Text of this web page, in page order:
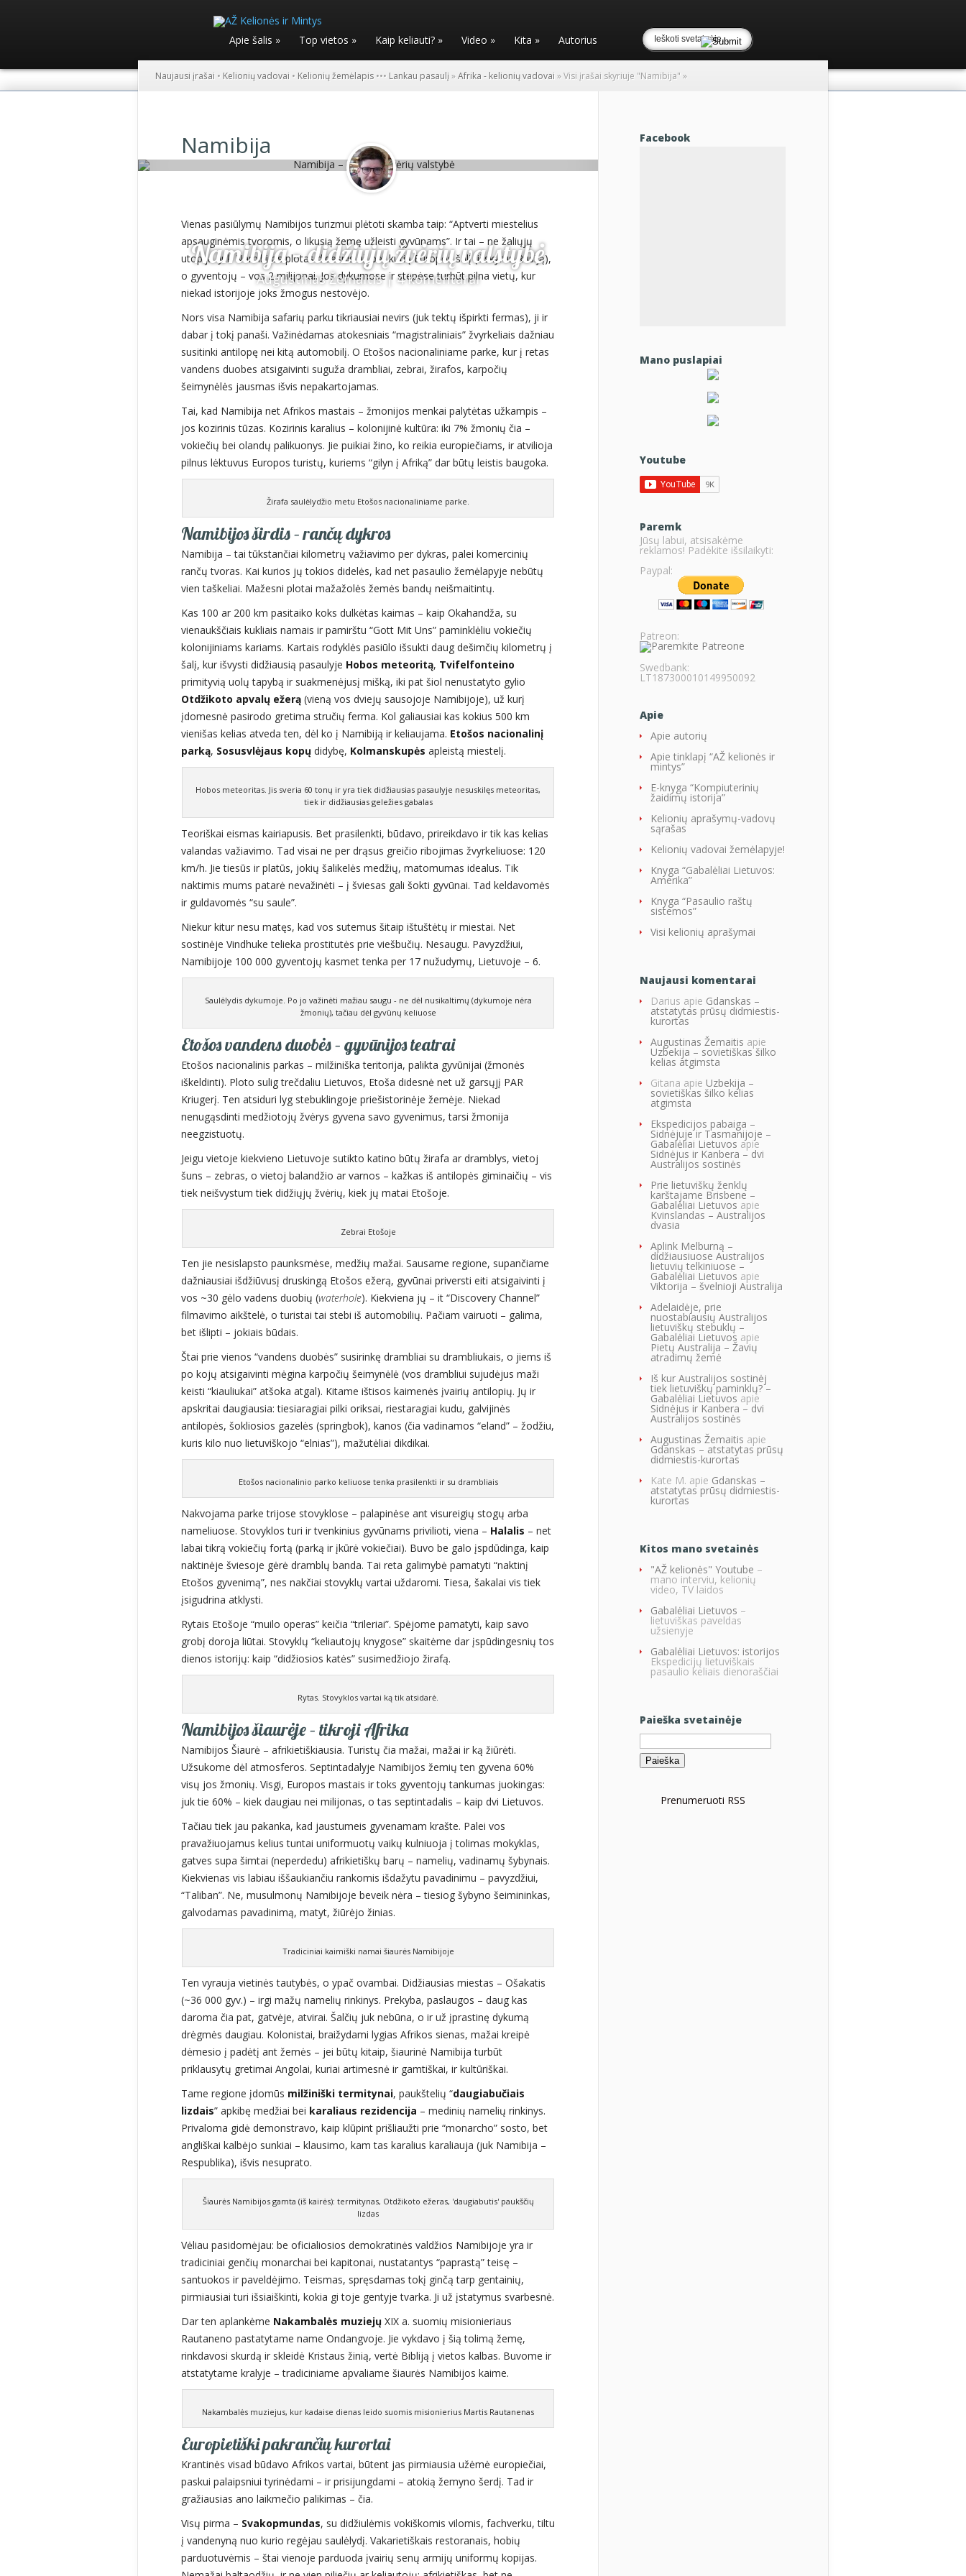
Apie šalis » Top vietos » Kaip keliauti? » Video » Kita » Autorius
Naujausi įrašai • Kelionių vadovai • Kelionių žemėlapis ••• Lankau pasaulį »Afrika - kelionių vadovai »Visi įrašai skyriuje "Namibija" »
Namibija
Namibija – didžiųjų žvėrių valstybė
Augustinas Žemaitis|4 komentarai
Vienas pasiūlymų Namibijos turizmui plėtoti skamba taip: “Aptverti miestelius
apsauginėmis tvoromis, o likusią žemę užleisti gyvūnams”. Ir tai – ne žaliųjų
utopija. Juk Namibijos plotas didesnis už bet kurią Europos šalį (išskyrus Rusiją),
o gyventojų – vos 2 milijonai. Jos dykumose ir stepėse turbūt pilna vietų, kur
niekad istorijoje joks žmogus nestovėjo.
Nors visa Namibija safarių parku tikriausiai nevirs (juk tektų išpirkti fermas), ji ir
dabar į tokį panaši. Važinėdamas atokesniais “magistraliniais” žvyrkeliais dažniau
susitinki antilopę nei kitą automobilį. O Etošos nacionaliniame parke, kur į retas
vandens duobes atsigaivinti suguža drambliai, zebrai, žirafos, karpočių
šeimynėlės jausmas išvis nepakartojamas.
Tai, kad Namibija net Afrikos mastais – žmonijos menkai palytėtas užkampis –
jos kozirinis tūzas. Kozirinis karalius – kolonijinė kultūra: iki 7% žmonių čia –
vokiečių bei olandų palikuonys. Jie puikiai žino, ko reikia europiečiams, ir atvilioja
pilnus lėktuvus Europos turistų, kuriems “gilyn į Afriką” dar būtų leistis baugoka.
Žirafa saulėlydžio metu Etošos nacionaliniame parke.
Namibijos širdis – rančų dykros
Namibija – tai tūkstančiai kilometrų važiavimo per dykras, palei komercinių
rančų tvoras. Kai kurios jų tokios didelės, kad net pasaulio žemėlapyje nebūtų
vien taškeliai. Mažesni plotai mažažolės žemės bandų neišmaitintų.
Kas 100 ar 200 km pasitaiko koks dulkėtas kaimas – kaip Okahandža, su
vienaukščiais kukliais namais ir pamirštu “Gott Mit Uns” paminklėliu vokiečių
kolonijiniams kariams. Kartais rodyklės pasiūlo išsukti daug dešimčių kilometrų į
šalį, kur išvysti didžiausią pasaulyje Hobos meteoritą, Tvifelfonteino
primityvią uolų tapybą ir suakmenėjusį mišką, iki pat šiol nenustatyto gylio
Otdžikoto apvalų ežerą (vieną vos dviejų sausojoje Namibijoje), už kurį
įdomesnė pasirodo gretima stručių ferma. Kol galiausiai kas kokius 500 km
vienišas kelias atveda ten, dėl ko į Namibiją ir keliaujama. Etošos nacionalinį
parką, Sosusvlėjaus kopų didybę, Kolmanskupės apleistą miestelį.
Hobos meteoritas. Jis sveria 60 tonų ir yra tiek didžiausias pasaulyje nesuskilęs meteoritas,
tiek ir didžiausias geležies gabalas
Teoriškai eismas kairiapusis. Bet prasilenkti, būdavo, prireikdavo ir tik kas kelias
valandas važiavimo. Tad visai ne per drąsus greičio ribojimas žvyrkeliuose: 120
km/h. Jie tiesūs ir platūs, jokių šalikelės medžių, matomumas idealus. Tik
naktimis mums patarė nevažinėti – į šviesas gali šokti gyvūnai. Tad keldavomės
ir guldavomės “su saule”.
Niekur kitur nesu matęs, kad vos sutemus šitaip ištuštėtų ir miestai. Net
sostinėje Vindhuke telieka prostitutės prie viešbučių. Nesaugu. Pavyzdžiui,
Namibijoje 100 000 gyventojų kasmet tenka per 17 nužudymų, Lietuvoje – 6.
Saulėlydis dykumoje. Po jo važinėti mažiau saugu - ne dėl nusikaltimų (dykumoje nėra
žmonių), tačiau dėl gyvūnų keliuose
Etošos vandens duobės – gyvūnijos teatrai
Etošos nacionalinis parkas – milžiniška teritorija, palikta gyvūnijai (žmonės
iškeldinti). Ploto sulig trečdaliu Lietuvos, Etoša didesnė net už garsųjį PAR
Kriugerį. Ten atsiduri lyg stebuklingoje priešistorinėje žemėje. Niekad
nenugąsdinti medžiotojų žvėrys gyvena savo gyvenimus, tarsi žmonija
neegzistuotų.
Jeigu vietoje kiekvieno Lietuvoje sutikto katino būtų žirafa ar dramblys, vietoj
šuns – zebras, o vietoj balandžio ar varnos – kažkas iš antilopės giminaičių – vis
tiek neišvystum tiek didžiųjų žvėrių, kiek jų matai Etošoje.
Zebrai Etošoje
Ten jie nesislapsto paunksmėse, medžių mažai. Sausame regione, supančiame
dažniausiai išdžiūvusį druskingą Etošos ežerą, gyvūnai priversti eiti atsigaivinti į
vos ~30 gėlo vadens duobių (waterhole). Kiekviena jų – it “Discovery Channel”
filmavimo aikštelė, o turistai tai stebi iš automobilių. Pačiam vairuoti – galima,
bet išlipti – jokiais būdais.
Štai prie vienos “vandens duobės” susirinkę drambliai su drambliukais, o jiems iš
po kojų atsigaivinti mėgina karpočių šeimynėlė (vos drambliui sujudėjus maži
keisti “kiauliukai” atšoka atgal). Kitame ištisos kaimenės įvairių antilopių. Jų ir
apskritai daugiausia: tiesiaragiai pilki oriksai, riestaragiai kudu, galvijinės
antilopės, šokliosios gazelės (springbok), kanos (čia vadinamos “eland” – žodžiu,
kuris kilo nuo lietuviškojo “elnias”), mažutėliai dikdikai.
Etošos nacionalinio parko keliuose tenka prasilenkti ir su drambliais
Nakvojama parke trijose stovyklose – palapinėse ant visureigių stogų arba
nameliuose. Stovyklos turi ir tvenkinius gyvūnams privilioti, viena – Halalis – net
labai tikrą vokiečių fortą (parką ir įkūrė vokiečiai). Buvo be galo įspdūdinga, kaip
naktinėje šviesoje gėrė dramblų banda. Tai reta galimybė pamatyti “naktinį
Etošos gyvenimą”, nes nakčiai stovyklų vartai uždaromi. Tiesa, šakalai vis tiek
įsigudrina atklysti.
Rytais Etošoje “muilo operas” keičia “trileriai”. Spėjome pamatyti, kaip savo
grobį doroja liūtai. Stovyklų “keliautojų knygose” skaitėme dar įspūdingesnių tos
dienos istorijų: kaip “didžiosios katės” susimedžiojo žirafą.
Rytas. Stovyklos vartai ką tik atsidarė.
Namibijos šiaurėje – tikroji Afrika
Namibijos Šiaurė – afrikietiškiausia. Turistų čia mažai, mažai ir ką žiūrėti.
Užsukome dėl atmosferos. Septintadalyje Namibijos žemių ten gyvena 60%
visų jos žmonių. Visgi, Europos mastais ir toks gyventojų tankumas juokingas:
juk tie 60% – kiek daugiau nei milijonas, o tas septintadalis – kaip dvi Lietuvos.
Tačiau tiek jau pakanka, kad jaustumeis gyvenamam krašte. Palei vos
pravažiuojamus kelius tuntai uniformuotų vaikų kulniuoja į tolimas mokyklas,
gatves supa šimtai (neperdedu) afrikietiškų barų – namelių, vadinamų šybynais.
Kiekvienas vis labiau iššaukiančiu rankomis išdažytu pavadinimu – pavyzdžiui,
“Taliban”. Ne, musulmonų Namibijoje beveik nėra – tiesiog šybyno šeimininkas,
galvodamas pavadinimą, matyt, žiūrėjo žinias.
Tradiciniai kaimiški namai šiaurės Namibijoje
Ten vyrauja vietinės tautybės, o ypač ovambai. Didžiausias miestas – Ošakatis
(~36 000 gyv.) – irgi mažų namelių rinkinys. Prekyba, paslaugos – daug kas
daroma čia pat, gatvėje, atvirai. Šalčių juk nebūna, o ir už įprastinę dykumą
drėgmės daugiau. Kolonistai, braižydami lygias Afrikos sienas, mažai kreipė
dėmesio į padėtį ant žemės – jei būtų kitaip, šiaurinė Namibija turbūt
priklausytų gretimai Angolai, kuriai artimesnė ir gamtiškai, ir kultūriškai.
Tame regione įdomūs milžiniški termitynai, paukštelių “daugiabučiais
lizdais” apkibę medžiai bei karaliaus rezidencija – medinių namelių rinkinys.
Privaloma gidė demonstravo, kaip klūpint prišliaužti prie “monarcho” sosto, bet
angliškai kalbėjo sunkiai – klausimo, kam tas karalius karaliauja (juk Namibija –
Respublika), išvis nesuprato.
Šiaurės Namibijos gamta (iš kairės): termitynas, Otdžikoto ežeras, 'daugiabutis' paukščių
lizdas
Vėliau pasidomėjau: be oficialiosios demokratinės valdžios Namibijoje yra ir
tradiciniai genčių monarchai bei kapitonai, nustatantys “paprastą” teisę –
santuokos ir paveldėjimo. Teismas, spręsdamas tokį ginčą tarp gentainių,
pirmiausiai turi išsiaiškinti, kokia gi toje gentyje tvarka. Ji už įstatymus svarbesnė.
Dar ten aplankėme Nakambalės muziejų XIX a. suomių misionieriaus
Rautaneno pastatytame name Ondangvoje. Jie vykdavo į šią tolimą žemę,
rinkdavosi skurdą ir skleidė Kristaus žinią, vertė Bibliją į vietos kalbas. Buvome ir
atstatytame kralyje – tradiciniame apvaliame šiaurės Namibijos kaime.
Nakambalės muziejus, kur kadaise dienas leido suomis misionierius Martis Rautanenas
Europietiški pakrančių kurortai
Krantinės visad būdavo Afrikos vartai, būtent jas pirmiausia užėmė europiečiai,
paskui palaipsniui tyrinėdami – ir prisijungdami – atokią žemyno šerdį. Tad ir
gražiausias ano laikmečio palikimas – čia.
Visų pirma – Svakopmundas, su didžiulėmis vokiškomis vilomis, fachverku, tiltu
į vandenyną nuo kurio regėjau saulėlydį. Vakarietiškais restoranais, hobių
parduotuvėmis – štai vienoje parduoda įvairių senų armijų uniformų kopijas.
Facebook
Mano puslapiai
Youtube
Paremk
Jūsų labui, atsisakėme
reklamos! Padėkite išsilaikyti:
Paypal:
Patreon:
Swedbank:
LT187300010149950092
Apie
Apie autorių
Apie tinklapį “AŽ kelionės ir
mintys”
E-knyga “Kompiuterinių
žaidimų istorija”
Kelionių aprašymų-vadovų
sąrašas
Kelionių vadovai žemėlapyje!
Knyga “Gabalėliai Lietuvos:
Amerika”
Knyga “Pasaulio raštų
sistemos”
Visi kelionių aprašymai
Naujausi komentarai
Darius apie Gdanskas –
atstatytas prūsų didmiestis-
kurortas
Augustinas Žemaitis apie
Uzbekija – sovietiškas šilko
kelias atgimsta
Gitana apie Uzbekija –
sovietiškas šilko kelias
atgimsta
Ekspedicijos pabaiga –
Sidnėjuje ir Tasmanijoje –
Gabalėliai Lietuvos apie
Sidnėjus ir Kanbera – dvi
Australijos sostinės
Prie lietuviškų ženklų
karštajame Brisbene –
Gabalėliai Lietuvos apie
Kvinslandas – Australijos
dvasia
Aplink Melburną –
didžiausiuose Australijos
lietuvių telkiniuose –
Gabalėliai Lietuvos apie
Viktorija – švelnioji Australija
Adelaidėje, prie
nuostabiausių Australijos
lietuviškų stebuklų –
Gabalėliai Lietuvos apie
Pietų Australija – Žavių
atradimų žemė
Iš kur Australijos sostinėj
tiek lietuviškų paminklų? –
Gabalėliai Lietuvos apie
Sidnėjus ir Kanbera – dvi
Australijos sostinės
Augustinas Žemaitis apie
Gdanskas – atstatytas prūsų
didmiestis-kurortas
Kate M. apie Gdanskas –
atstatytas prūsų didmiestis-
kurortas
Kitos mano svetainės
"AŽ kelionės" Youtube –
mano interviu, kelionių
video, TV laidos
Gabalėliai Lietuvos –
lietuviškas paveldas
užsienyje
Gabalėliai Lietuvos: istorijos
Ekspedicijų lietuviškais
pasaulio keliais dienoraščiai
Paieška svetainėje
Ieškoti:
Prenumeruoti RSS